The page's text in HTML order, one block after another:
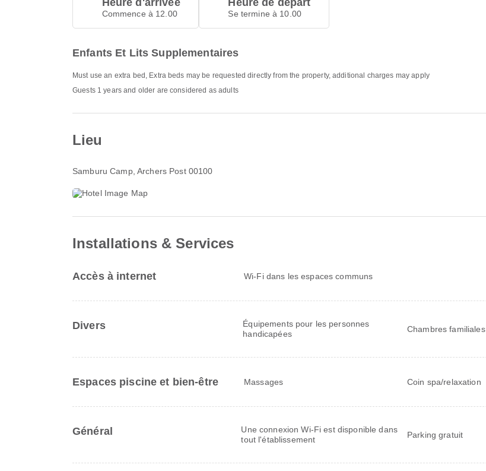
Heure d'arrivée
Commence à 12.00
Heure de départ
Se termine à 10.00
Enfants Et Lits Supplementaires
Must use an extra bed, Extra beds may be requested directly from the property, additional charges may apply
Guests 1 years and older are considered as adults
Lieu
Samburu Camp, Archers Post 00100
Installations & Services
Accès à internet Wi-Fi dans les espaces communs
Divers
Équipements pour les personnes
handicapées
Chambres familiales
Espaces piscine et bien-être Massages Coin spa/relaxation
Général
Une connexion Wi-Fi est disponible dans
tout l'établissement
Parking gratuit